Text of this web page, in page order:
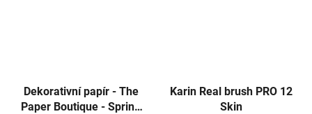
Dekorativní papír - The
Paper Boutique - Spring
Karin Real brush PRO 12
Skin